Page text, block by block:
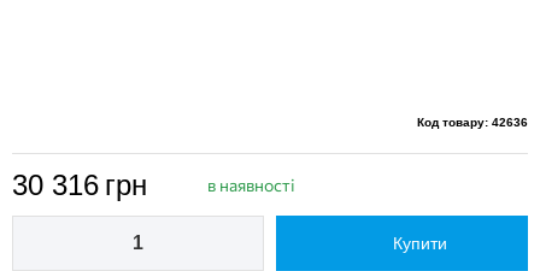
Код товару: 42636
30 316 грн в наявності
Купити